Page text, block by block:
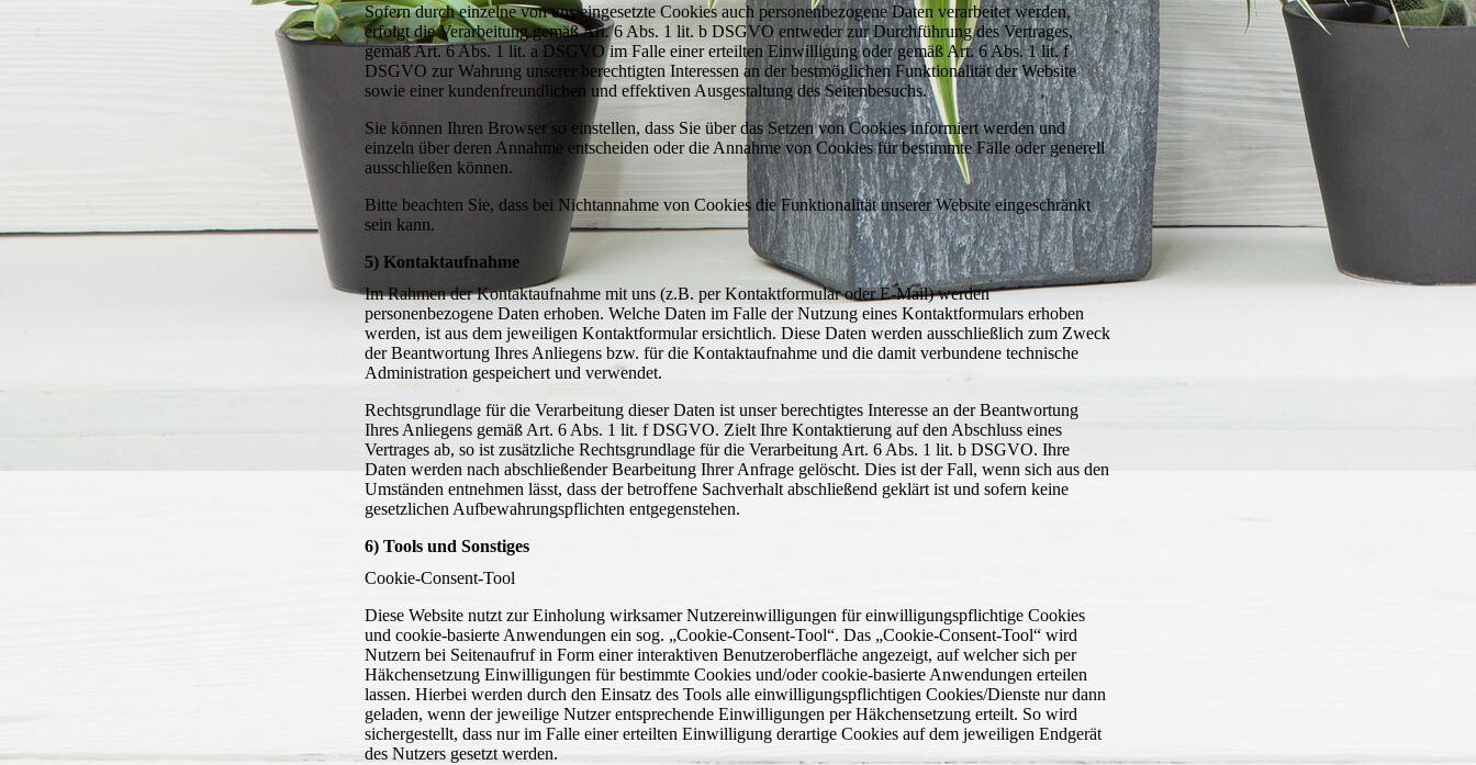
Sofern durch einzelne von uns eingesetzte Cookies auch personenbezogene Daten verarbeitet werden,
erfolgt die Verarbeitung gemäß Art. 6 Abs. 1 lit. b DSGVO entweder zur Durchführung des Vertrages,
gemäß Art. 6 Abs. 1 lit. a DSGVO im Falle einer erteilten Einwilligung oder gemäß Art. 6 Abs. 1 lit. f
DSGVO zur Wahrung unserer berechtigten Interessen an der bestmöglichen Funktionalität der Website
sowie einer kundenfreundlichen und effektiven Ausgestaltung des Seitenbesuchs.
Sie können Ihren Browser so einstellen, dass Sie über das Setzen von Cookies informiert werden und
einzeln über deren Annahme entscheiden oder die Annahme von Cookies für bestimmte Fälle oder generell
ausschließen können.
Bitte beachten Sie, dass bei Nichtannahme von Cookies die Funktionalität unserer Website eingeschränkt
sein kann.
5) Kontaktaufnahme
Im Rahmen der Kontaktaufnahme mit uns (z.B. per Kontaktformular oder E-Mail) werden
personenbezogene Daten erhoben. Welche Daten im Falle der Nutzung eines Kontaktformulars erhoben
werden, ist aus dem jeweiligen Kontaktformular ersichtlich. Diese Daten werden ausschließlich zum Zweck
der Beantwortung Ihres Anliegens bzw. für die Kontaktaufnahme und die damit verbundene technische
Administration gespeichert und verwendet.
Rechtsgrundlage für die Verarbeitung dieser Daten ist unser berechtigtes Interesse an der Beantwortung
Ihres Anliegens gemäß Art. 6 Abs. 1 lit. f DSGVO. Zielt Ihre Kontaktierung auf den Abschluss eines
Vertrages ab, so ist zusätzliche Rechtsgrundlage für die Verarbeitung Art. 6 Abs. 1 lit. b DSGVO. Ihre
Daten werden nach abschließender Bearbeitung Ihrer Anfrage gelöscht. Dies ist der Fall, wenn sich aus den
Umständen entnehmen lässt, dass der betroffene Sachverhalt abschließend geklärt ist und sofern keine
gesetzlichen Aufbewahrungspflichten entgegenstehen.
6) Tools und Sonstiges
Cookie-Consent-Tool
Diese Website nutzt zur Einholung wirksamer Nutzereinwilligungen für einwilligungspflichtige Cookies
und cookie-basierte Anwendungen ein sog. „Cookie-Consent-Tool“. Das „Cookie-Consent-Tool“ wird
Nutzern bei Seitenaufruf in Form einer interaktiven Benutzeroberfläche angezeigt, auf welcher sich per
Häkchensetzung Einwilligungen für bestimmte Cookies und/oder cookie-basierte Anwendungen erteilen
lassen. Hierbei werden durch den Einsatz des Tools alle einwilligungspflichtigen Cookies/Dienste nur dann
geladen, wenn der jeweilige Nutzer entsprechende Einwilligungen per Häkchensetzung erteilt. So wird
sichergestellt, dass nur im Falle einer erteilten Einwilligung derartige Cookies auf dem jeweiligen Endgerät
des Nutzers gesetzt werden.